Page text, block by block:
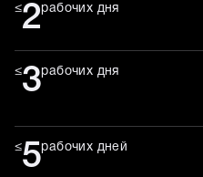
≤2рабочих дня
≤3рабочих дня
≤5рабочих дней